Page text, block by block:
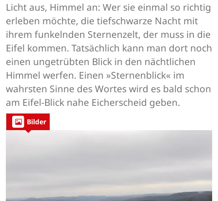
Licht aus, Himmel an: Wer sie einmal so richtig
erleben möchte, die tiefschwarze Nacht mit
ihrem funkelnden Sternenzelt, der muss in die
Eifel kommen. Tatsächlich kann man dort noch
einen ungetrübten Blick in den nächtlichen
Himmel werfen. Einen »Sternenblick« im
wahrsten Sinne des Wortes wird es bald schon
am Eifel-Blick nahe Eicherscheid geben.
Bilder